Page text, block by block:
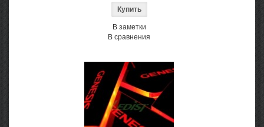
В заметки
В сравнения